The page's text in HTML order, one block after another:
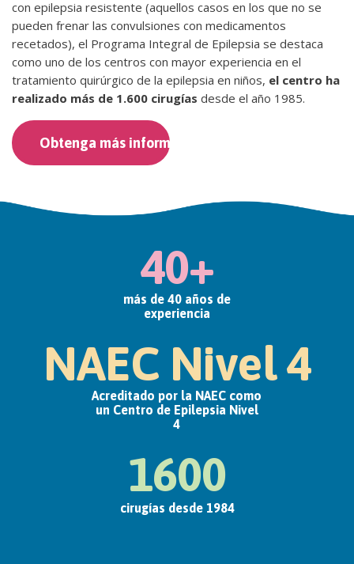
con epilepsia resistente (aquellos casos en los que no se
pueden frenar las convulsiones con medicamentos
recetados), el Programa Integral de Epilepsia se destaca
como uno de los centros con mayor experiencia en el
tratamiento quirúrgico de la epilepsia en niños, el centro ha
realizado más de 1.600 cirugías desde el año 1985.
Obtenga más información
40+
más de 40 años de
experiencia
NAEC Nivel 4
Acreditado por la NAEC como
un Centro de Epilepsia Nivel
4
1600
cirugías desde 1984